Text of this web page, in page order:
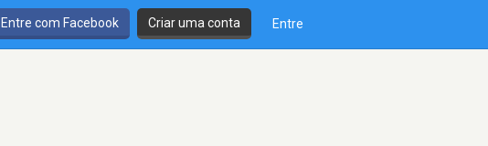
Entre com Facebook Criar uma conta Entre